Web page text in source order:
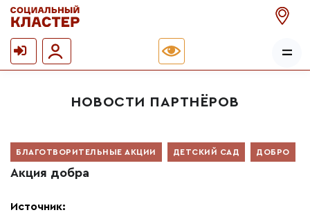
НОВОСТИ ПАРТНЁРОВ
БЛАГОТВОРИТЕЛЬНЫЕ АКЦИИ ДЕТСКИЙ САД ДОБРО
Акция добра
Источник: